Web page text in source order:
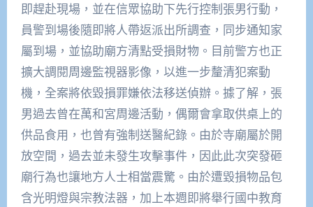
即趕赴現場，並在信眾協助下先行控制張男行動，
員警到場後隨即將人帶返派出所調查，同步通知家
屬到場，並協助廟方清點受損財物。目前警方也正
擴大調閱周邊監視器影像，以進一步釐清犯案動
機，全案將依毀損罪嫌依法移送偵辦。據了解，張
男過去曾在萬和宮周邊活動，偶爾會拿取供桌上的
供品食用，也曾有強制送醫紀錄。由於寺廟屬於開
放空間，過去並未發生攻擊事件，因此此次突發砸
廟行為也讓地方人士相當震驚。由於遭毀損物品包
含光明燈與宗教法器，加上本週即將舉行國中教育